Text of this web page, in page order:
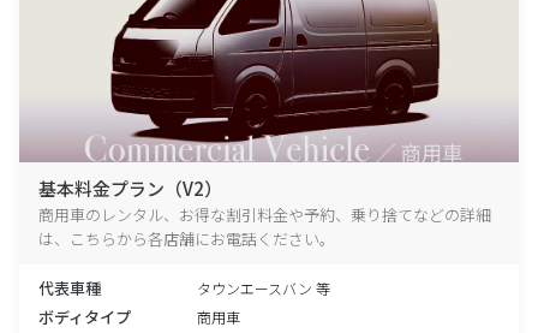
基本料金プラン（V2）
商用車のレンタル、お得な割引料金や予約、乗り捨てなどの詳細
は、こちらから各店舗にお電話ください。
代表車種 タウンエースバン 等
ボディタイプ 商用車